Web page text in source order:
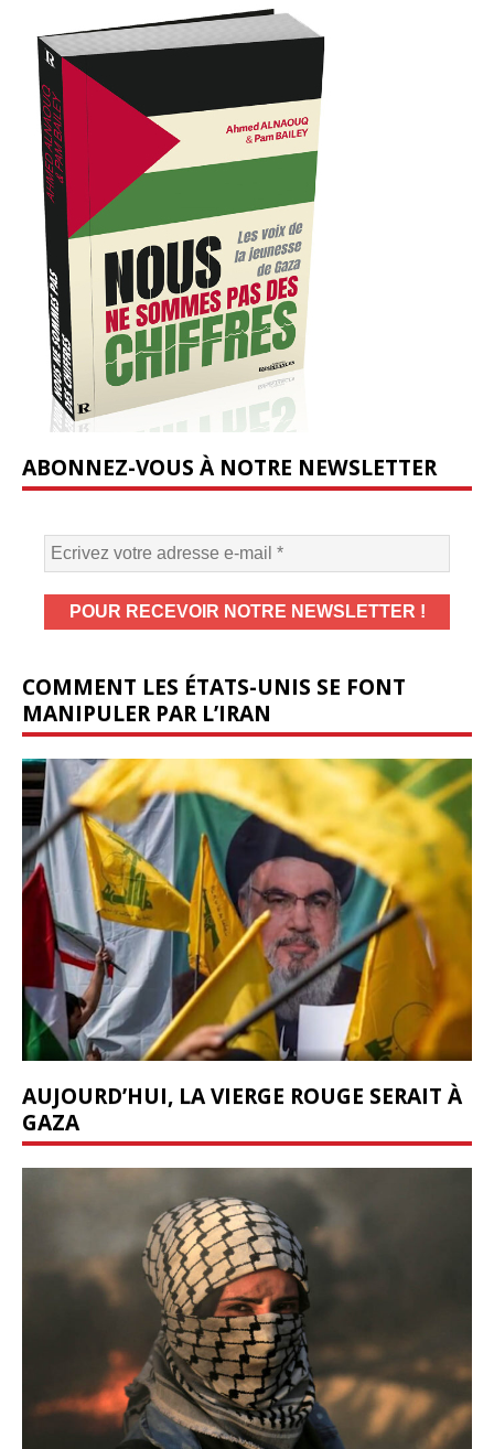
ABONNEZ-VOUS À NOTRE NEWSLETTER
COMMENT LES ÉTATS-UNIS SE FONT
MANIPULER PAR L’IRAN
AUJOURD’HUI, LA VIERGE ROUGE SERAIT À
GAZA